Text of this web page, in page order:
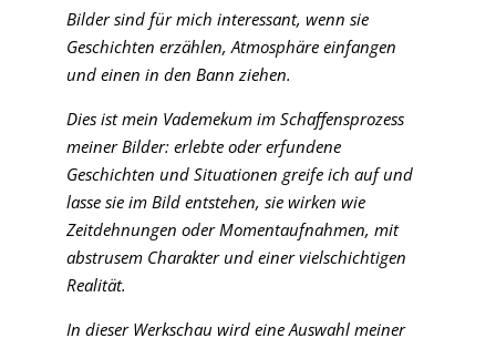
Bilder sind für mich interessant, wenn sie
Geschichten erzählen, Atmosphäre einfangen
und einen in den Bann ziehen.
Dies ist mein Vademekum im Schaffensprozess
meiner Bilder: erlebte oder erfundene
Geschichten und Situationen greife ich auf und
lasse sie im Bild entstehen, sie wirken wie
Zeitdehnungen oder Momentaufnahmen, mit
abstrusem Charakter und einer vielschichtigen
Realität.
In dieser Werkschau wird eine Auswahl meiner